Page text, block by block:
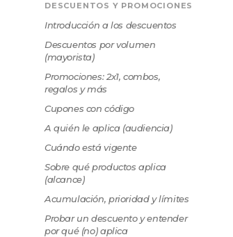
DESCUENTOS Y PROMOCIONES
Introducción a los descuentos
Descuentos por volumen
(mayorista)
Promociones: 2x1, combos,
regalos y más
Cupones con código
A quién le aplica (audiencia)
Cuándo está vigente
Sobre qué productos aplica
(alcance)
Acumulación, prioridad y límites
Probar un descuento y entender
por qué (no) aplica